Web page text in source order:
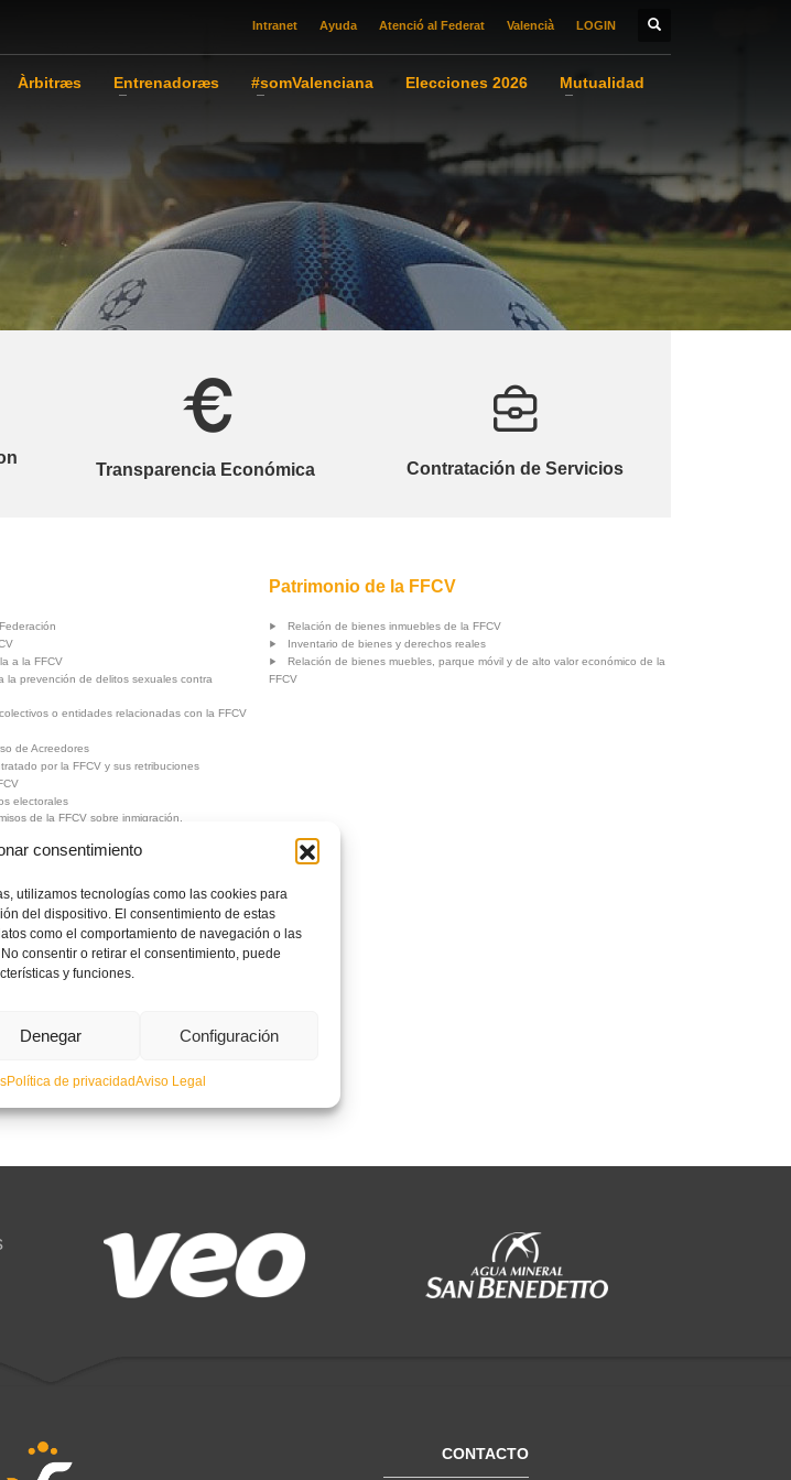
consentimiento
utilizamos tecnologías como las cookies para
del dispositivo. El consentimiento de estas
como el comportamiento de navegación o las
consentir o retirar el consentimiento, puede
y funciones.
Denegar Configuración
Política de privacidadAviso Legal
Intranet Ayuda Atenció al Federat Valencià LOGIN
Àrbitræs Entrenadoræs #somValenciana Elecciones 2026
Mutualidad
Transparencia Económica Contratación de Servicios
a la FFCV
la prevención de delitos sexuales contra
o entidades relacionadas con la FFCV
de Acreedores
por la FFCV y sus retribuciones
electorales
de la FFCV sobre inmigración,
FFCV en salud y prevención
Patrimonio de la FFCV
Relación de bienes inmuebles de la FFCV
Inventario de bienes y derechos reales
Relación de bienes muebles, parque móvil y de alto valor económico de la
FFCV
CONTACTO